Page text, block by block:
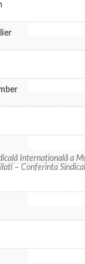
Internațională a
– Conferinta